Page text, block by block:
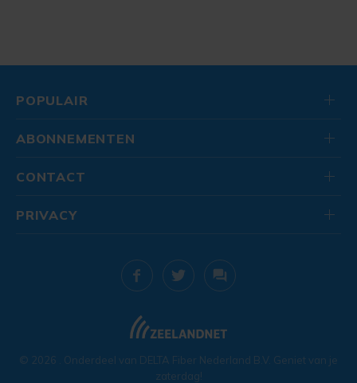
POPULAIR
ABONNEMENTEN
CONTACT
© 2026 . Onderdeel van DELTA Fiber Nederland B.V. Geniet van je
zaterdag!
PRIVACY